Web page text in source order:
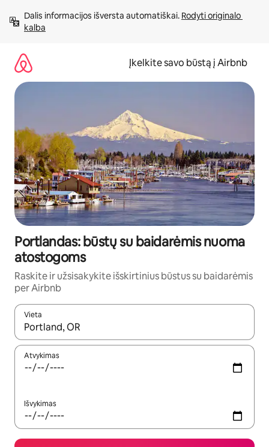
prie
turinio
Dalis informacijos išversta automatiškai. Rodyti originalo
kalba
Įkelkite savo būstą į Airbnb
Portlandas: būstų su baidarėmis nuoma
atostogoms
Raskite ir užsisakykite išskirtinius būstus su baidarėmis
per Airbnb
Vieta
Kai pasirodys paieškos rezultatai, juos naršyti galite
Atvykimas
Išvykimas